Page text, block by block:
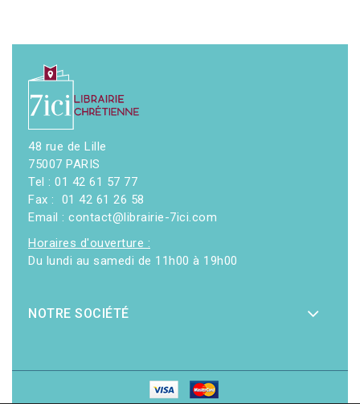
48 rue de Lille
75007 PARIS
Tel : 01 42 61 57 77
Fax : 01 42 61 26 58
Email : contact@librairie-7ici.com
Horaires d'ouverture :
Du lundi au samedi de 11h00 à 19h00
NOTRE SOCIÉTÉ